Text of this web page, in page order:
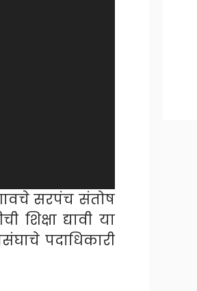
सरपंच संतोष
द्यावी या
पदाधिकारी